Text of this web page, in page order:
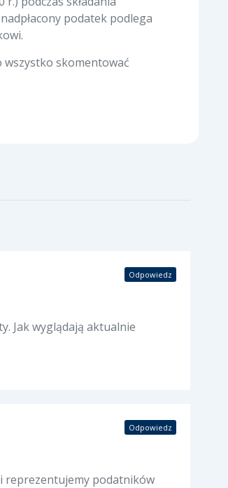
podatek podlega
wszystko skomentować
Jak wyglądają aktualnie
Odpowiedz
reprezentujemy podatników
Odpowiedz